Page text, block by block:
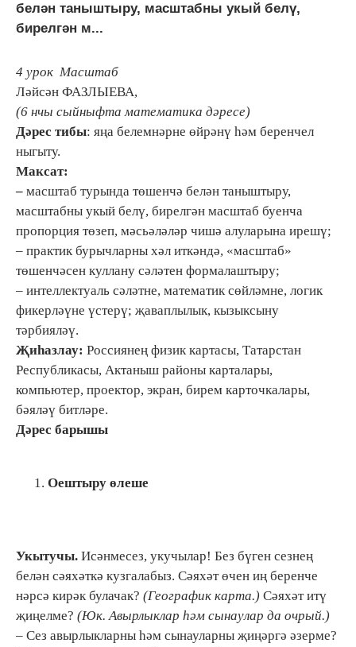
белән таныштыру, масштабны укый белү,
бирелгән м...
4 урок Масштаб
Ләйсән ФАЗЛЫЕВА,
(6 нчы сыйныфта математика дәресе)
Дәрес тибы: яңа белемнәрне өйрәнү һәм беренчел
ныгыту.
Максат:
– масштаб турында төшенчә белән таныштыру,
масштабны укый белү, бирелгән масштаб буенча
пропорция төзеп, мәсьәләләр чишә алуларына ирешү;
– практик бурычларны хәл иткәндә, «масштаб»
төшенчәсен куллану сәләтен формалаштыру;
– интеллектуаль сәләтне, математик сөйләмне, логик
фикерләүне үстерү; җаваплылык, кызыксыну
тәрбияләү.
Җиһазлау: Россиянең физик картасы, Татарстан
Республикасы, Актаныш районы карталары,
компьютер, проектор, экран, бирем карточкалары,
бәяләү битләре.
Дәрес барышы
Оештыру өлеше
Укытучы. Исәнмесез, укучылар! Без бүген сезнең
белән сәяхәткә кузгалабыз. Сәяхәт өчен иң беренче
нәрсә кирәк булачак? (Географик карта.) Сәяхәт итү
җиңелме? (Юк. Авырлыклар һәм сынаулар да очрый.)
– Сез авырлыкларны һәм сынауларны җиңәргә әзерме?